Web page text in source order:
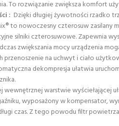
To rozwiązanie zwiększa komfort
: Dzięki długiej żywotności rzadko
to nowoczesny czterosuw
silniki czterosuwowe. Zapewnia
zwiększania mocy urządzenia
przenoszenie na uchwyt i ciało
dekompresja ułatwia
wewnętrznej warstwie wyściełającej
wyposażony w kompensator,
czas. Z tego powodu filtr